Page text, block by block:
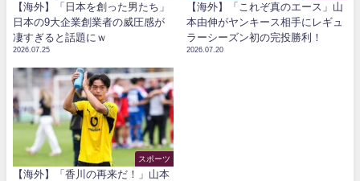
【海外】「日本を創った男たち」
日本の9大企業創業者の威圧感が
凄すぎると話題にｗ
2026.07.25
【海外】「これぞ真のエース」山
本由伸がヤンキース相手にレギュ
ラーシーズン初の完投勝利！
2026.07.20
スポーツ
【海外】「香川の再来だ！」山本